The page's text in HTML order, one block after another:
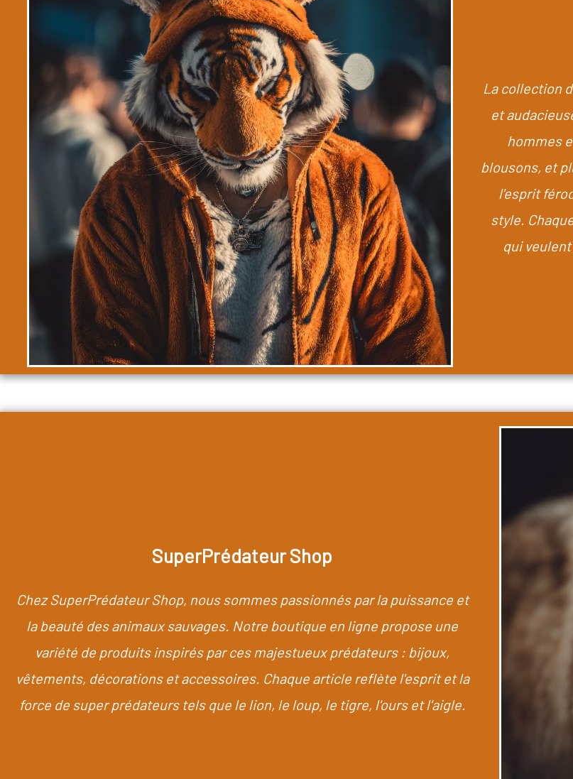
La collection
et
hommes
blousons, et
l'esprit
style.
qui
SuperPrédateur Shop
Chez SuperPrédateur Shop, nous sommes passionnés par la puissance et
la beauté des animaux sauvages. Notre boutique en ligne propose une
variété de produits inspirés par ces majestueux prédateurs : bijoux,
vêtements, décorations et accessoires. Chaque article reflète l'esprit et la
force de super prédateurs tels que le lion, le loup, le tigre, l'ours et l'aigle.